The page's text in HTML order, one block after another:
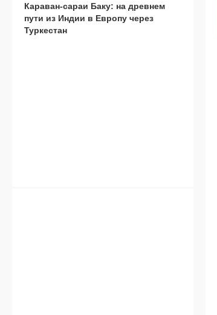
Караван-сараи Баку: на древнем
пути из Индии в Европу через
Туркестан